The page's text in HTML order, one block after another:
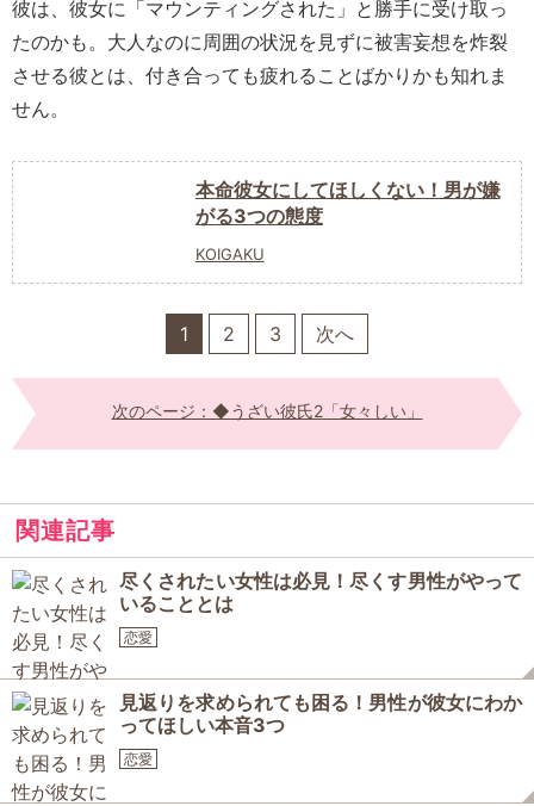
彼は、彼女に「マウンティングされた」と勝手に受け取っ
たのかも。大人なのに周囲の状況を見ずに被害妄想を炸裂
させる彼とは、付き合っても疲れることばかりかも知れま
せん。
本命彼女にしてほしくない！男が嫌
がる3つの態度
KOIGAKU
1 2 3 次へ
次のページ：◆うざい彼氏2「女々しい」
関連記事
尽くされたい女性は必見！尽くす男性がやって
いることとは
恋愛
見返りを求められても困る！男性が彼女にわか
ってほしい本音3つ
恋愛